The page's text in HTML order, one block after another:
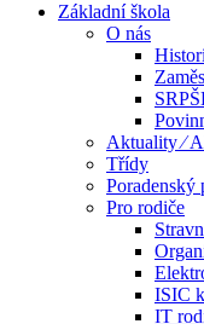
Základní škola
O nás
Aktuality ⁄
Třídy
Poradenský
Pro rodiče
ISIC
IT